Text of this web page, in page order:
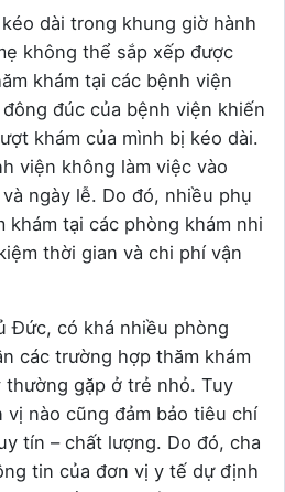
dài trong khung giờ hành
không thể sắp xếp được
khám tại các bệnh viện
đúc của bệnh viện khiến
khám của mình bị kéo dài.
viện không làm việc vào
ngày lễ. Do đó, nhiều phụ
khám tại các phòng khám nhi
thời gian và chi phí vận
Đức, có khá nhiều phòng
các trường hợp thăm khám
gặp ở trẻ nhỏ. Tuy
vị nào cũng đảm bảo tiêu chí
tín – chất lượng. Do đó, cha
tin của đơn vị y tế dự định